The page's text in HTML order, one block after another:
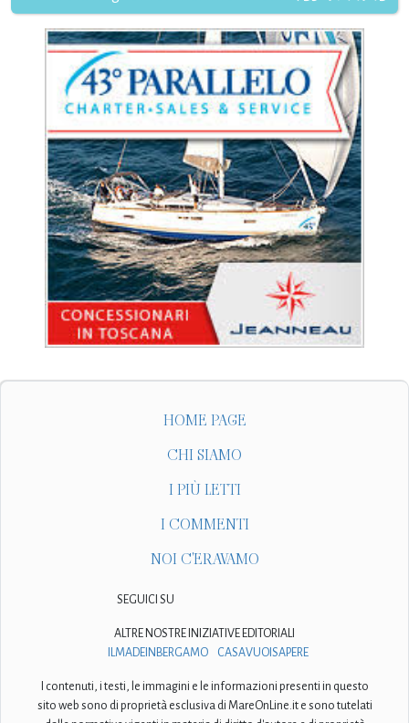
HOME PAGE
CHI SIAMO
I PIÙ LETTI
I COMMENTI
NOI C'ERAVAMO
SEGUICI SU
ALTRE NOSTRE INIZIATIVE EDITORIALI
ILMADEINBERGAMO
CASAVUOISAPERE
I contenuti, i testi, le immagini e le informazioni presenti in questo
sito web sono di proprietà esclusiva di MareOnLine.it e sono tutelati